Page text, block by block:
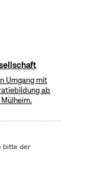
Umgang mit
ab
bitte der